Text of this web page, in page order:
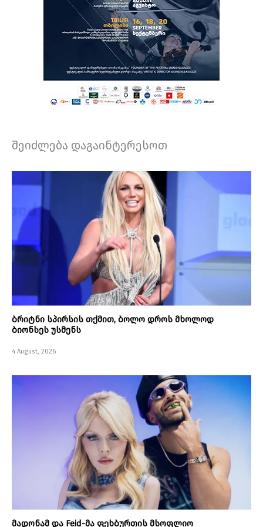
შეიძლება დაგაინტერესოთ
ბრიტნი სპირსის თქმით, ბოლო დროს მხოლოდ
ბიონსეს უსმენს
4 August, 2026
მადონამ და Feid-მა ფეხბურთის მსოფლიო